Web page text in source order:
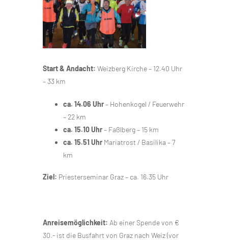
Start & Andacht: Weizberg Kirche – 12.40 Uhr
– 33 km
ca. 14.06 Uhr– Hohenkogel / Feuerwehr
– 22 km
ca. 15.10 Uhr– Faßlberg – 15 km
ca. 15.51 Uhr Mariatrost / Basilika – 7
km
Ziel: Priesterseminar Graz – ca. 16.35 Uhr
Anreisemöglichkeit: Ab einer Spende von €
30.- ist die Busfahrt von Graz nach Weiz (vor